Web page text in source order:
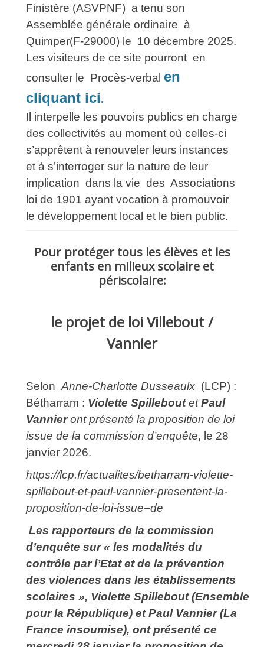
Finistère (ASVPNF) a tenu son
Assemblée générale ordinaire à
Quimper(F-29000) le 10 décembre 2025.
Les visiteurs de ce site pourront en
consulter le Procès-verbal en
cliquant ici.
Il interpelle les pouvoirs publics en charge
des collectivités au moment où celles-ci
s’apprêtent à renouveler leurs instances
et à s’interroger sur la nature de leur
implication dans la vie des Associations
loi de 1901 ayant vocation à promouvoir
le développement local et le bien public.
Pour protéger tous les élèves et les
enfants en milieux scolaire et
périscolaire:
le projet de loi Villebout /
Vannier
Selon Anne-Charlotte Dusseaulx (LCP) :
Bétharram : Violette SpilleboutetPaul
Vannieront présenté la proposition de loi
issue de la commission d’enquête, le 28
janvier 2026.
https://lcp.fr/actualites/betharram-violette-
spillebout-et-paul-vannier-presentent-la-
proposition-de-loi-issue–de
Les rapporteurs de la commission
d’enquête sur « les modalités du
contrôle par l’Etat et de la prévention
des violences dans les établissements
scolaires », Violette Spillebout (Ensemble
pour la République) et Paul Vannier (La
France insoumise), ont présenté ce